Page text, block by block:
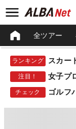
全ツアー
ランキング スカー
注目！
チェック